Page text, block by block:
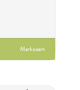
Marksaam